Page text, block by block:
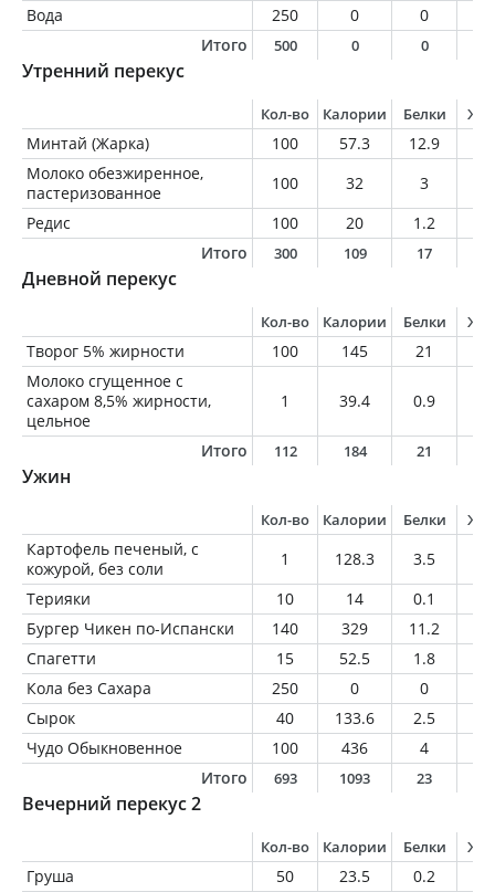
Вода
250 0 0
Итого
500 0 0
Утренний перекус
Кол-во Калории Белки
Минтай (Жарка) 100 57.3 12.9
Молоко обезжиренное,
пастеризованное
100 32 3
Редис
100 20 1.2
Итого
300 109 17
Дневной перекус
Кол-во Калории Белки
Творог 5% жирности 100 145 21
Молоко сгущенное с
сахаром 8,5% жирности,
цельное
1 39.4 0.9
Итого 112 184 21
Ужин
Кол-во Калории Белки
Картофель печеный, с
кожурой, без соли
1 128.3 3.5
Терияки
10 14 0.1
Бургер Чикен по-Испански
140 329 11.2
Спагетти
15 52.5 1.8
Кола без Сахара
250 0 0
Сырок
40 133.6 2.5
Чудо Обыкновенное
100 436 4
Итого
693 1093 23
Вечерний перекус 2
Кол-во Калории Белки
Груша 50 23.5 0.2